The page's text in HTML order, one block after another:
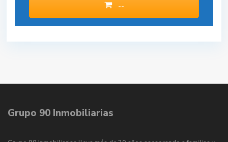
--
Grupo 90 Inmobiliarias